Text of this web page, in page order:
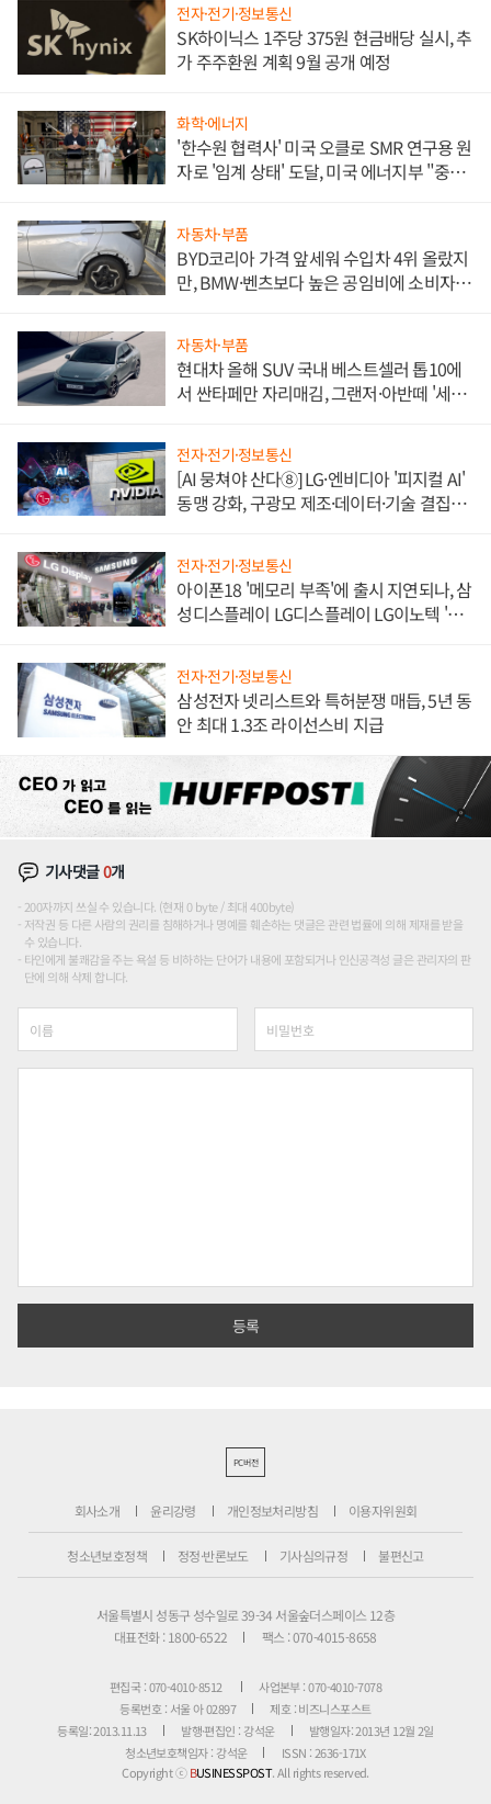
전자·전기·정보통신
SK하이닉스 1주당 375원 현금배당 실시, 추
가 주주환원 계획 9월 공개 예정
화학·에너지
'한수원 협력사' 미국 오클로 SMR 연구용 원
자로 '임계 상태' 도달, 미국 에너지부 "중요
자동차·부품
BYD코리아 가격 앞세워 수입차 4위 올랐지
만, BMW·벤츠보다 높은 공임비에 소비자
자동차·부품
현대차 올해 SUV 국내 베스트셀러 톱10에
서 싼타페만 자리매김, 그랜저·아반떼 '세단
전자·전기·정보통신
[AI 뭉쳐야 산다⑧] LG·엔비디아 '피지컬 AI'
동맹 강화, 구광모 제조·데이터·기술 결집
전자·전기·정보통신
아이폰18 '메모리 부족'에 출시 지연되나, 삼
성디스플레이 LG디스플레이 LG이노텍 '탈
전자·전기·정보통신
삼성전자 넷리스트와 특허분쟁 매듭, 5년 동
안 최대 1.3조 라이선스비 지급
기사댓글0개
200자까지 쓰실 수 있습니다. (현재 0 byte / 최대 400byte)
저작권 등 다른 사람의 권리를 침해하거나 명예를 훼손하는 댓글은 관련 법률에 의해 제재를 받을
수 있습니다.
타인에게 불쾌감을 주는 욕설 등 비하하는 단어가 내용에 포함되거나 인신공격성 글은 관리자의 판
단에 의해 삭제 합니다.
PC버전
회사소개 윤리강령 개인정보처리방침 이용자위원회
청소년보호정책 정정·반론보도 기사심의규정 불편신고
서울특별시 성동구 성수일로 39-34 서울숲더스페이스 12층
대표전화 : 1800-6522
팩스 : 070-4015-8658
편집국 : 070-4010-8512
사업본부 : 070-4010-7078
등록번호 : 서울 아 02897
제호 : 비즈니스포스트
등록일: 2013.11.13
발행·편집인 : 강석운
발행일자: 2013년 12월 2일
청소년보호책임자 : 강석운
ISSN : 2636-171X
Copyright ⓒBUSINESSPOST. All rights reserved.